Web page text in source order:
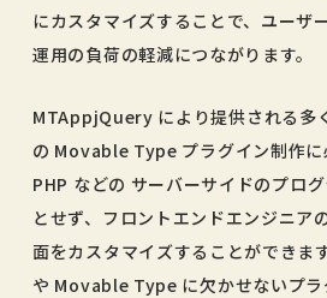
にカスタマイズすることで、ユーザ
運用の負荷の軽減につながります。
MTAppjQuery により提供される多
の Movable Type プラグイン制作
PHP などの サーバーサイドのプロ
とせず、フロントエンドエンジニア
面をカスタマイズすることができ
や Movable Type に欠かせないプラ